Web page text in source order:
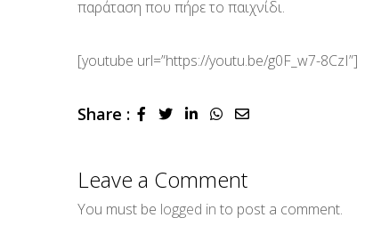
παράταση που πήρε το παιχνίδι.
[youtube url=”https://youtu.be/g0F_w7-8CzI”]
Share : LinkedInWhatsapp
Share
Leave a Comment
You must be logged in to post a comment.